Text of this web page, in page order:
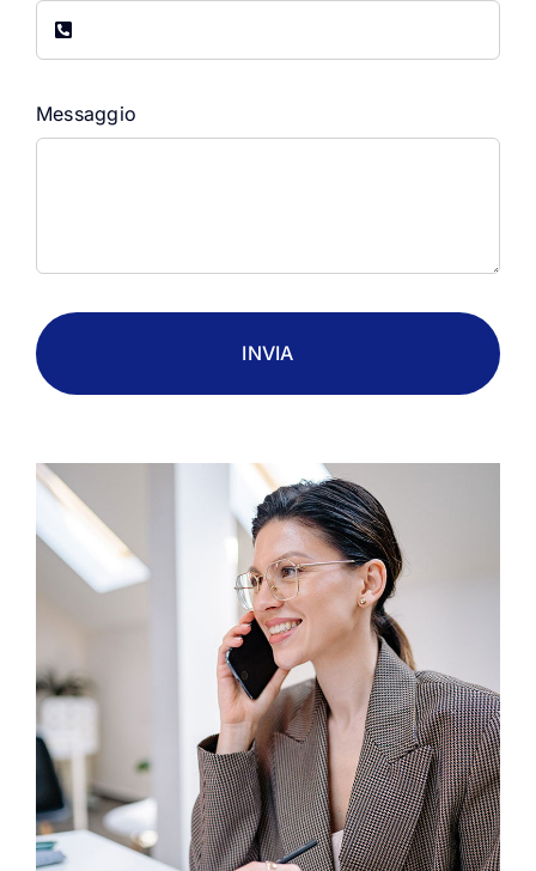
Messaggio
INVIA